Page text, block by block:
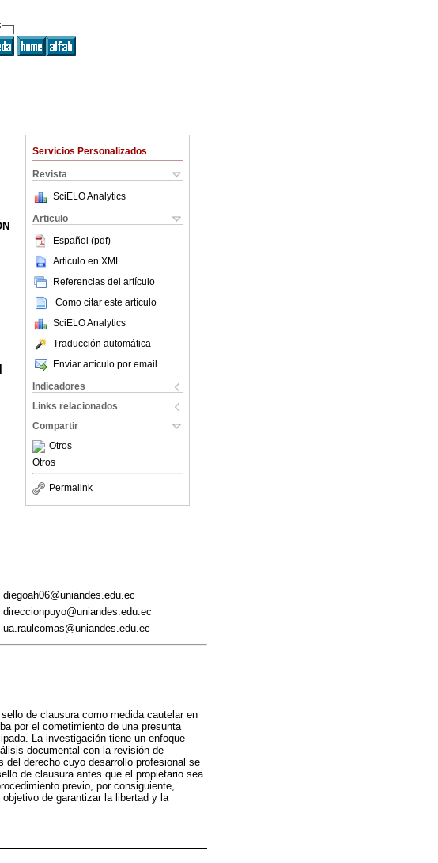
Servicios Personalizados
Revista
SciELO Analytics
Articulo
Español (pdf)
Articulo en XML
Referencias del artículo
Como citar este artículo
SciELO Analytics
Traducción automática
Enviar articulo por email
Indicadores
Links relacionados
Compartir
Otros
Otros
Permalink
de clausura como medida cautelar en
por el cometimiento de una presunta
La investigación tiene un enfoque
documental con la revisión de
derecho cuyo desarrollo profesional se
de clausura antes que el propietario sea
previo, por consiguiente,
de garantizar la libertad y la